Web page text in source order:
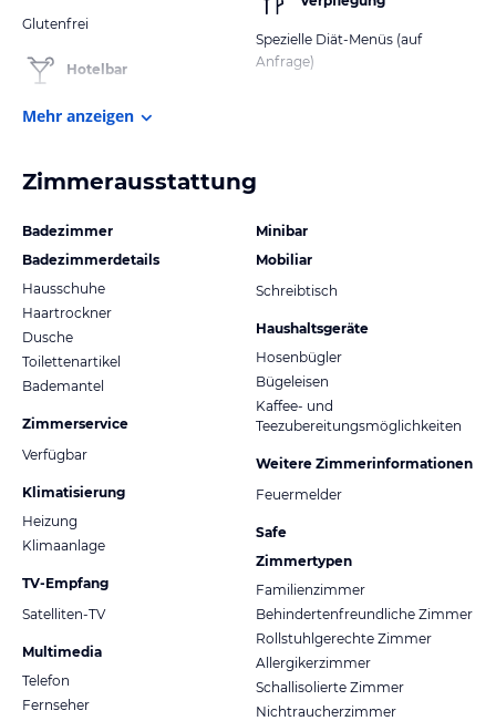
Glutenfrei
Hotelbar
Spezielle Diät-Menüs (auf
Anfrage)
Mehr anzeigen
Zimmerausstattung
Badezimmer
Badezimmerdetails
Hausschuhe
Haartrockner
Dusche
Toilettenartikel
Bademantel
Zimmerservice
Verfügbar
Klimatisierung
Heizung
Klimaanlage
TV-Empfang
Satelliten-TV
Multimedia
Telefon
Fernseher
Minibar
Mobiliar
Schreibtisch
Haushaltsgeräte
Hosenbügler
Bügeleisen
Kaffee- und
Teezubereitungsmöglichkeiten
Weitere Zimmerinformationen
Feuermelder
Safe
Zimmertypen
Familienzimmer
Behindertenfreundliche Zimmer
Rollstuhlgerechte Zimmer
Allergikerzimmer
Schallisolierte Zimmer
Nichtraucherzimmer